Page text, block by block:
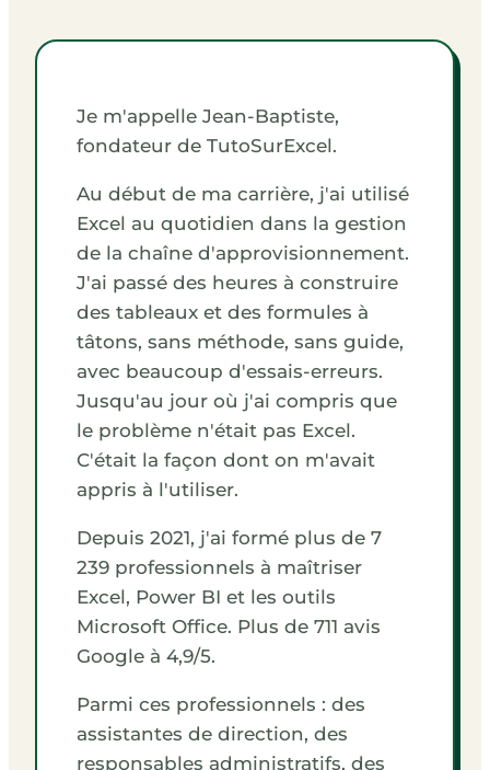
Je m'appelle Jean-Baptiste,
fondateur de TutoSurExcel.
Au début de ma carrière, j'ai utilisé
Excel au quotidien dans la gestion
de la chaîne d'approvisionnement.
J'ai passé des heures à construire
des tableaux et des formules à
tâtons, sans méthode, sans guide,
avec beaucoup d'essais-erreurs.
Jusqu'au jour où j'ai compris que
le problème n'était pas Excel.
C'était la façon dont on m'avait
appris à l'utiliser.
Depuis 2021, j'ai formé plus de 7
239 professionnels à maîtriser
Excel, Power BI et les outils
Microsoft Office. Plus de 711 avis
Google à 4,9/5.
Parmi ces professionnels : des
assistantes de direction, des
responsables administratifs, des